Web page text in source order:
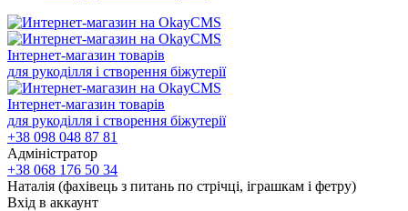
Інтернет-магазин товарів
для рукоділля і створення біжутерії
Інтернет-магазин товарів
для рукоділля і створення біжутерії
+38 098 048 87 81
Адміністратор
+38 068 176 50 34
Наталія (фахівець з питань по стрічці, іграшкам і фетру)
Вхiд в аккаунт